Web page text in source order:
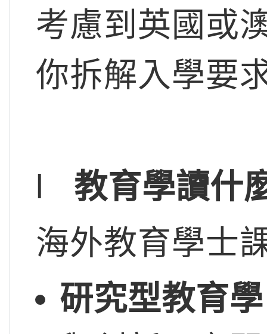
考慮到英國或
你拆解入學要
l 教育學讀什
海外教育學士
研究型教育學